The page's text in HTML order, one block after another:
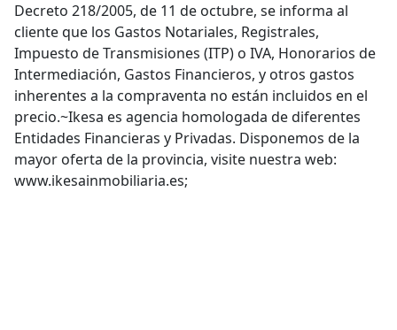
Decreto 218/2005, de 11 de octubre, se informa al
cliente que los Gastos Notariales, Registrales,
Impuesto de Transmisiones (ITP) o IVA, Honorarios de
Intermediación, Gastos Financieros, y otros gastos
inherentes a la compraventa no están incluidos en el
precio.~Ikesa es agencia homologada de diferentes
Entidades Financieras y Privadas. Disponemos de la
mayor oferta de la provincia, visite nuestra web:
www.ikesainmobiliaria.es;